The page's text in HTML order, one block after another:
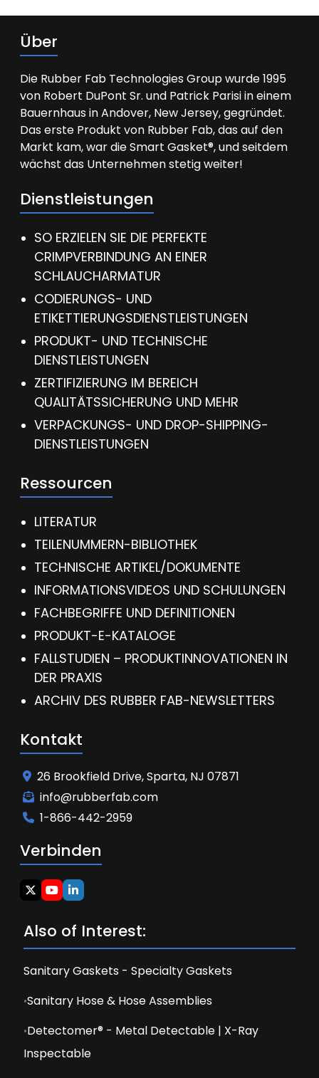
Über
Die Rubber Fab Technologies Group wurde 1995
von Robert DuPont Sr. und Patrick Parisi in einem
Bauernhaus in Andover, New Jersey, gegründet.
Das erste Produkt von Rubber Fab, das auf den
Markt kam, war die Smart Gasket®, und seitdem
wächst das Unternehmen stetig weiter!
Dienstleistungen
SO ERZIELEN SIE DIE PERFEKTE
CRIMPVERBINDUNG AN EINER
SCHLAUCHARMATUR
CODIERUNGS- UND
ETIKETTIERUNGSDIENSTLEISTUNGEN
PRODUKT- UND TECHNISCHE
DIENSTLEISTUNGEN
ZERTIFIZIERUNG IM BEREICH
QUALITÄTSSICHERUNG UND MEHR
VERPACKUNGS- UND DROP-SHIPPING-
DIENSTLEISTUNGEN
Ressourcen
LITERATUR
TEILENUMMERN-BIBLIOTHEK
TECHNISCHE ARTIKEL/DOKUMENTE
INFORMATIONSVIDEOS UND SCHULUNGEN
FACHBEGRIFFE UND DEFINITIONEN
PRODUKT-E-KATALOGE
FALLSTUDIEN – PRODUKTINNOVATIONEN IN
DER PRAXIS
ARCHIV DES RUBBER FAB-NEWSLETTERS
Kontakt
26 Brookfield Drive, Sparta, NJ 07871
info@rubberfab.com
1-866-442-2959
Verbinden
Also of Interest:
Sanitary Gaskets - Specialty Gaskets
Sanitary Hose & Hose Assemblies
Detectomer® - Metal Detectable | X-Ray
Inspectable